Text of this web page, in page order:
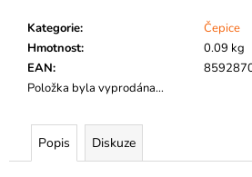
Kategorie:
Čepice
Hmotnost:
0.09 kg
EAN:
Položka byla vyprodána…
Popis Diskuze